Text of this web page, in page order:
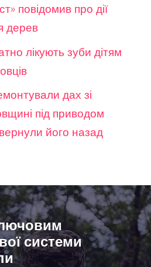
повідомив про дії
дерев
лікують зуби дітям
дах зі
під приводом
його назад
системи